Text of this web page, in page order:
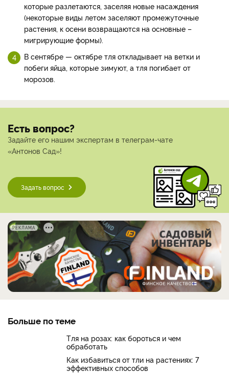
которые разлетаются, заселяя новые насаждения
(некоторые виды летом заселяют промежуточные
растения, к осени возвращаются на основные –
мигрирующие формы).
В сентябре — октябре тля откладывает на ветки и
побеги яйца, которые зимуют, а тля погибает от
морозов.
Есть вопрос?
Задайте его нашим экспертам в телеграм-чате
«Антонов Сад»!
Задать вопрос
РЕКЛАМА
Больше по теме
Тля на розах: как бороться и чем
обработать
Как избавиться от тли на растениях: 7
эффективных способов